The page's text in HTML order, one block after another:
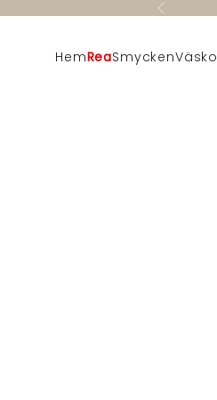
Föregående
HemReaSmycken